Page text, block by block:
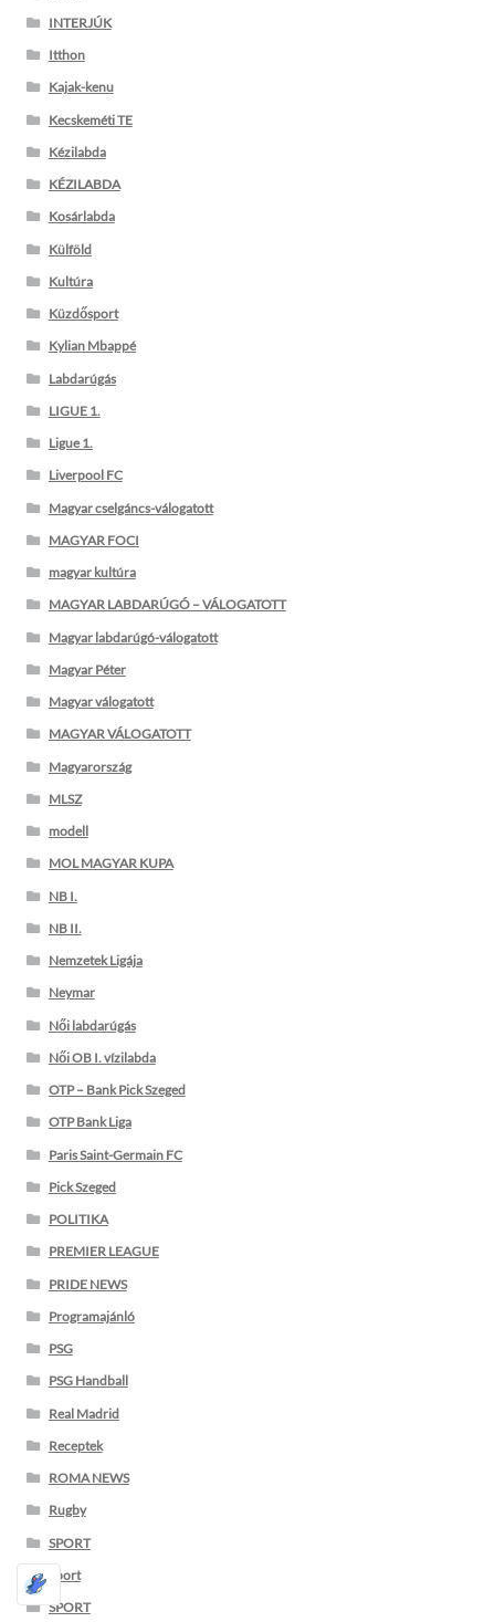
INTERJÚK
Itthon
Kajak-kenu
Kecskeméti TE
Kézilabda
KÉZILABDA
Kosárlabda
Külföld
Kultúra
Küzdősport
Kylian Mbappé
Labdarúgás
LIGUE 1.
Ligue 1.
Liverpool FC
Magyar cselgáncs-válogatott
MAGYAR FOCI
magyar kultúra
MAGYAR LABDARÚGÓ – VÁLOGATOTT
Magyar labdarúgó-válogatott
Magyar Péter
Magyar válogatott
MAGYAR VÁLOGATOTT
Magyarország
MLSZ
modell
MOL MAGYAR KUPA
NB I.
NB II.
Nemzetek Ligája
Neymar
Női labdarúgás
Női OB I. vízilabda
OTP – Bank Pick Szeged
OTP Bank Liga
Paris Saint-Germain FC
Pick Szeged
POLITIKA
PREMIER LEAGUE
PRIDE NEWS
Programajánló
PSG
PSG Handball
Real Madrid
Receptek
ROMA NEWS
Rugby
SPORT
Sport
SPORT